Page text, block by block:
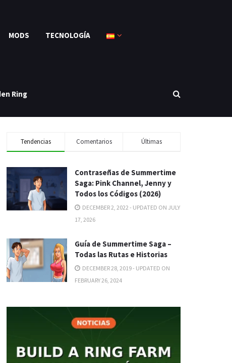
MODS TECNOLOGÍA
Ring
Tendencias Comentarios Últimas
Contraseñas de Summertime
Saga: Pink Channel, Jenny y
Todos los Códigos (2026)
DECEMBER 2, 2022 - UPDATED ON JULY
17, 2026
Guía de Summertime Saga –
Todas las Rutas e Historias
DECEMBER 28, 2019 - UPDATED ON
FEBRUARY 26, 2024